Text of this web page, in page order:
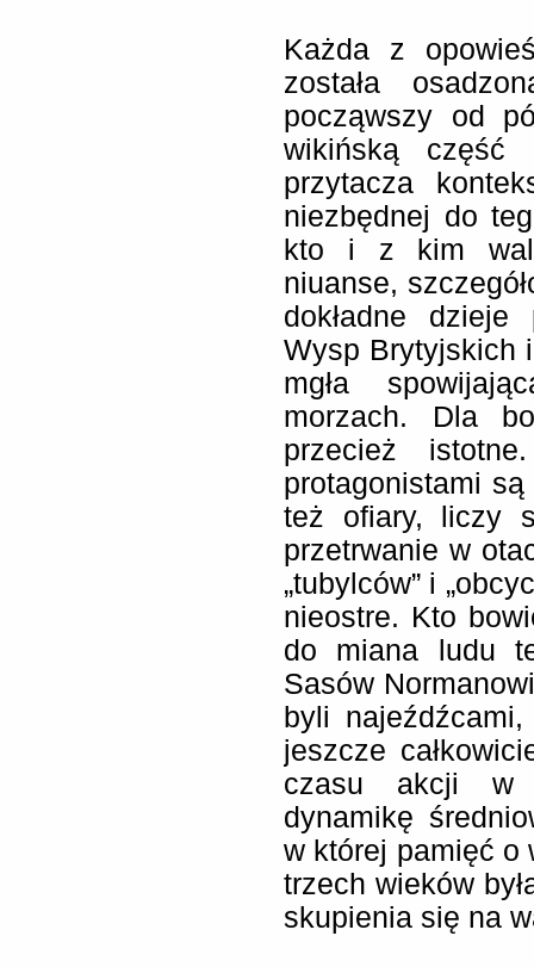
Każda z
została
począwszy od
wikińską
przytacza
niezbędnej do
kto i z kim
niuanse,
dokładne
Wysp Brytyjskich
mgła
morzach. Dla
przecież
protagonistami
też ofiary, liczy
przetrwanie w
„tubylców” i
nieostre. Kto
do miana ludu
Sasów
byli
jeszcze
czasu akcji w
dynamikę
w której pamięć o
trzech wieków
skupienia się na